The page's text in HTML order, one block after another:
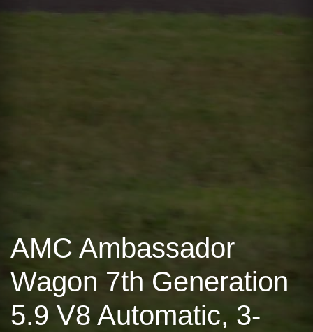
AMC Ambassador
Wagon 7th Generation
5.9 V8 Automatic, 3-